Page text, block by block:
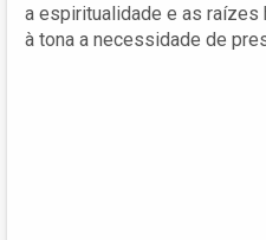
a espiritualidade e as
à tona a necessidade de